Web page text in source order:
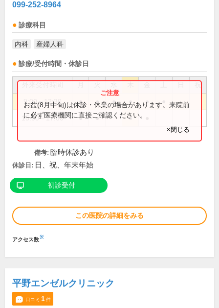
099-252-8964
診療科目
内科 産婦人科
診療/受付時間・休診日
祝
9:00～12:30 ● ● ● ● ●
15:00～17:00 ● ● ●
お盆(8月中旬)は休診・休業の場合があります。来院前
に必ず医療機関に直接ご確認ください。
×閉じる
備考: 臨時休診あり
休診日: 日、祝、年末年始
初診受付
この医院の詳細をみる
アクセス数※
平野エンゼルクリニック
口コミ 1件